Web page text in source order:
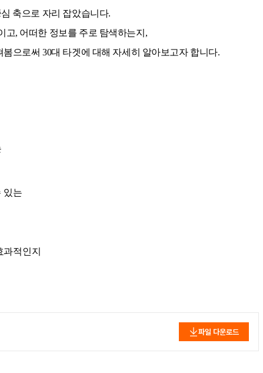
축으로 자리 잡았습니다.
고, 어떠한 정보를 주로 탐색하는지,
으로써 30대 타겟에 대해 자세히 알아보고자 합니다.
있는
적인지
파일 다운로드